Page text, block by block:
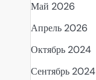
Май 2026
Апрель 2026
Октябрь 2024
Сентябрь 2024